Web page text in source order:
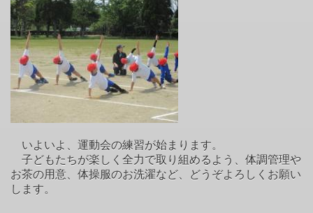
いよいよ、運動会の練習が始まります。
子どもたちが楽しく全力で取り組めるよう、体調管理や
お茶の用意、体操服のお洗濯など、どうぞよろしくお願い
します。